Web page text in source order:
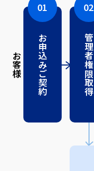
お客様
01
お申込み
ご契約
02
管理者
権限
取得